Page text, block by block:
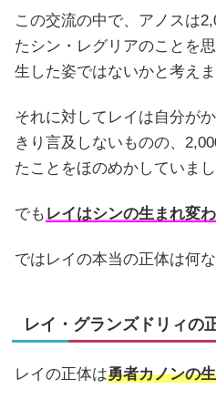
この交流の中で、アノスは
たシン・レグリアのことを
生した姿ではないかと考えま
それに対してレイは自分が
きり言及しないものの、
たことをほのめかしていまし
でも レイはシンの生まれ変
ではレイの本当の正体は何
レイ・グランズドリィの
レイの正体は勇者カノンの